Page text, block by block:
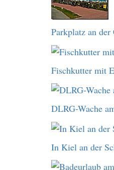
Parkplatz an der
Fischkutter mit
DLRG-Wache
In Kiel an der